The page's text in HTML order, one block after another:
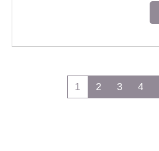
1 2 3 4